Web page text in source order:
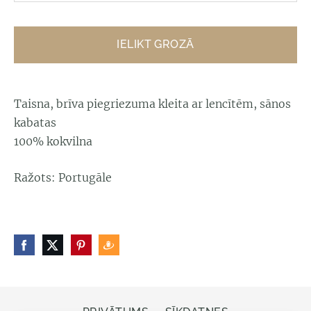
IELIKT GROZĀ
Taisna, brīva piegriezuma kleita ar lencītēm, sānos
kabatas
100% kokvilna
Ražots: Portugāle